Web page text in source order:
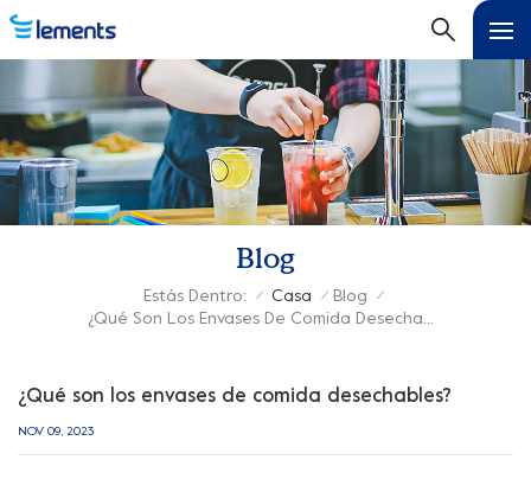
Blog
Estás Dentro: / Casa / Blog /
¿Qué Son Los Envases De Comida Desechables?
¿Qué son los envases de comida desechables?
NOV 09, 2023